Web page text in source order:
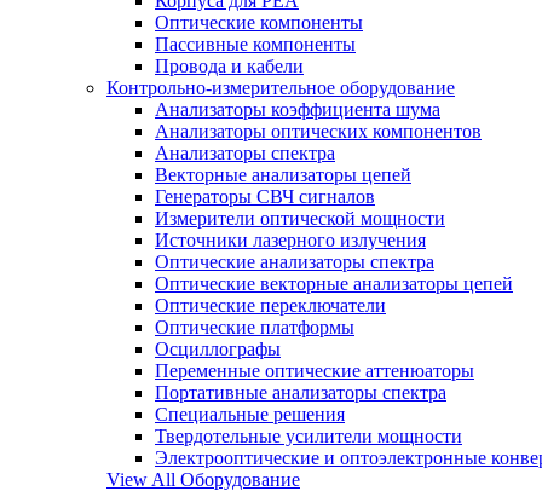
Оптические компоненты
Пассивные компоненты
Провода и кабели
Контрольно-измерительное оборудование
Анализаторы коэффициента шума
Анализаторы оптических компонентов
Анализаторы спектра
Векторные анализаторы цепей
Генераторы СВЧ сигналов
Измерители оптической мощности
Источники лазерного излучения
Оптические анализаторы спектра
Оптические векторные анализаторы цепей
Оптические переключатели
Оптические платформы
Осциллографы
Переменные оптические аттенюаторы
Портативные анализаторы спектра
Специальные решения
Твердотельные усилители мощности
Электрооптические и оптоэлектронные
View All Оборудование